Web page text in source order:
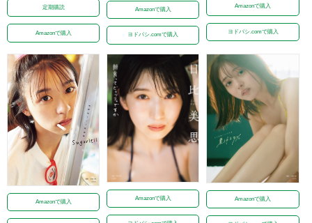
定期購読
Amazonで購入
Amazonで購入
ヨドバシ.comで購入
Amazonで購入
ヨドバシ.comで購入
Amazonで購入
Amazonで購入 Amazonで購入